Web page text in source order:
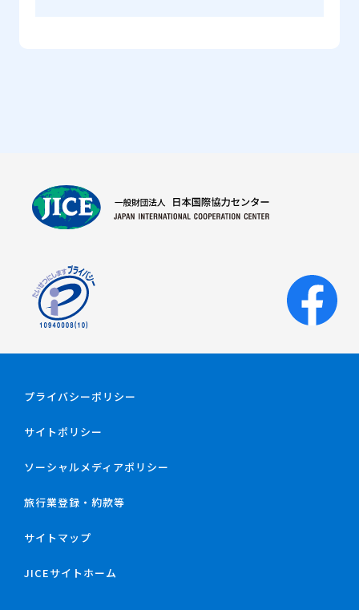
プライバシーポリシー
サイトポリシー
ソーシャルメディアポリシー
旅行業登録・約款等
サイトマップ
JICEサイトホーム